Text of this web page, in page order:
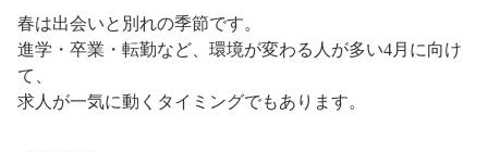
春は出会いと別れの季節です。
進学・卒業・転勤など、環境が変わる人が多い4月に向け
て、
求人が一気に動くタイミングでもあります。